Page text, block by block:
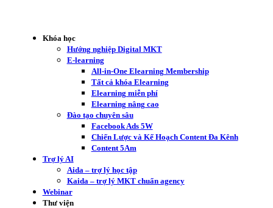
Khóa học
Hướng nghiệp Digital MKT
E-learning
All-in-One Elearning Membership
Tất cả khóa Elearning
Elearning miễn phí
Elearning nâng cao
Đào tạo chuyên sâu
Facebook Ads 5W
Chiến Lược và Kế Hoạch Content Đa Kênh
Content 5Am
Trợ lý AI
Aida – trợ lý học tập
Kaida – trợ lý MKT chuẩn agency
Webinar
Thư viện